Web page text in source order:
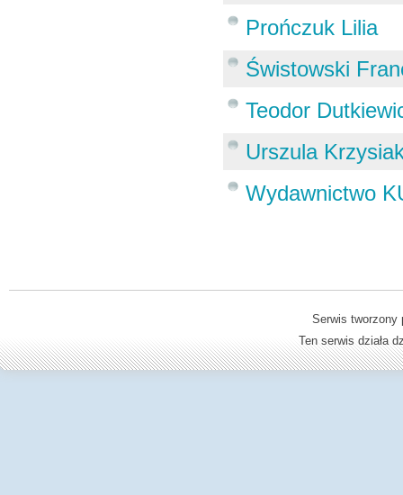
Prończuk Lilia
Świstowski
Teodor
Urszula
Wydawnictwo
Serwis
Ten serwis działa